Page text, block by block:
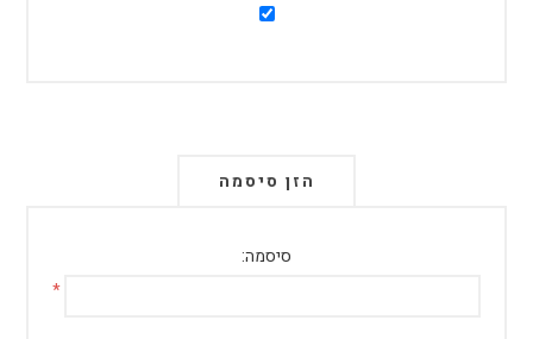
הזן סיסמה
סיסמה:
*